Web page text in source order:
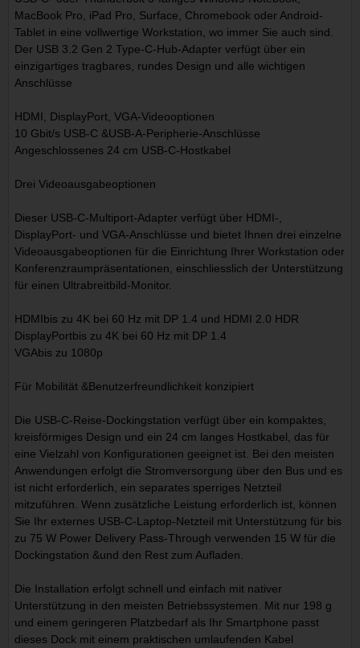
MacBook Pro, iPad Pro, Surface, Chromebook oder Android-
Tablet in eine vollwertige Workstation, wo immer Sie auch sind.
Der USB 3.2 Gen 2 Type-C-Hub-Adapter verfügt über ein
einzigartiges tragbares, rundes Design und alle wichtigen
Anschlüsse
HDMI, DisplayPort, VGA-Videooptionen
10 Gbit/s USB-C &USB-A-Peripherie-Anschlüsse
Angeschlossenes 24 cm USB-C-Hostkabel
Drei Videoausgabeoptionen
Dieser USB-C-Multiport-Adapter verfügt über HDMI-,
DisplayPort- und VGA-Anschlüsse und bietet Ihnen drei einzelne
Videoausgabeoptionen für die Einrichtung Ihrer Workstation oder
Konferenzraumpräsentationen, einschliesslich der Unterstützung
für einen Ultrabreitbild-Monitor.
HDMIbis zu 4K bei 60 Hz mit DP 1.4 und HDMI 2.0 HDR
DisplayPortbis zu 4K bei 60 Hz mit DP 1.4
VGAbis zu 1080p
Für Mobilität &Benutzerfreundlichkeit konzipiert
Die USB-C-Reise-Dockingstation verfügt über ein kompaktes,
kreisförmiges Design und ein 24 cm langes Hostkabel, das für
eine Vielzahl von Konfigurationen geeignet ist. Bei den meisten
Anwendungen erfolgt die Stromversorgung über den Bus und es
ist nicht erforderlich, ein separates sperriges Netzteil
mitzuführen. Wenn zusätzliche Leistung erforderlich ist, können
Sie Ihr externes USB-C-Laptop-Netzteil mit Unterstützung für bis
zu 75 W Power Delivery Pass-Through verwenden 15 W für die
Dockingstation &und den Rest zum Aufladen.
Die Installation erfolgt schnell und einfach mit nativer
Unterstützung in den meisten Betriebssystemen. Mit nur 198 g
und einem geringeren Platzbedarf als Ihr Smartphone passt
dieses Dock mit einem praktischen umlaufenden Kabel